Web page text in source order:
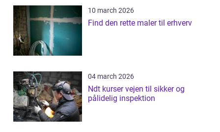
10 march 2026
Find den rette maler til erhverv
04 march 2026
Ndt kurser vejen til sikker og
pålidelig inspektion